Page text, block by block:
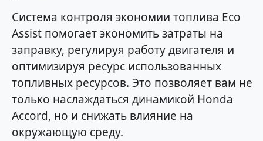
Система контроля экономии топлива Eco
Assist помогает экономить затраты на
заправку, регулируя работу двигателя и
оптимизируя ресурс использованных
топливных ресурсов. Это позволяет вам не
только наслаждаться динамикой Honda
Accord, но и снижать влияние на
окружающую среду.